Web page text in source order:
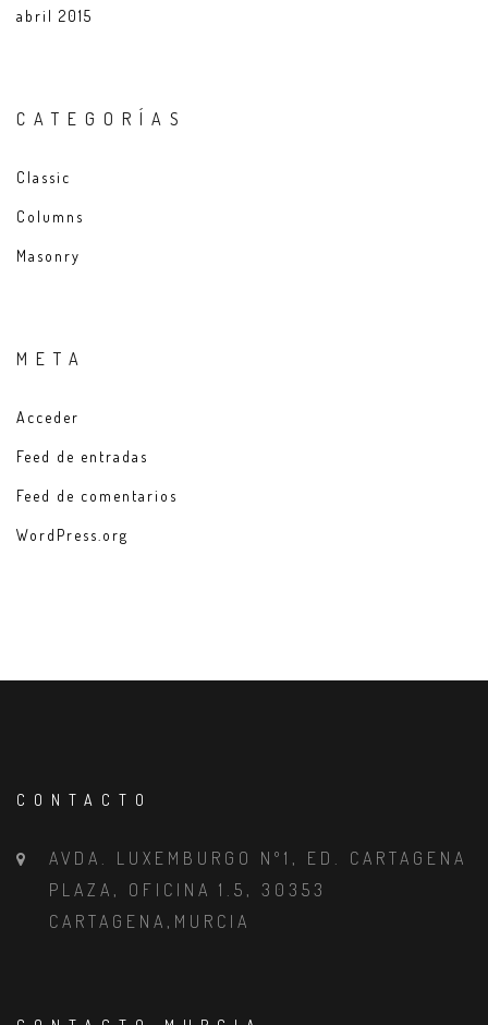
abril 2015
CATEGORÍAS
Classic
Columns
Masonry
META
Acceder
Feed de entradas
Feed de comentarios
WordPress.org
CONTACTO
AVDA. LUXEMBURGO Nº1, ED. CARTAGENA
PLAZA, OFICINA 1.5, 30353
CARTAGENA,MURCIA